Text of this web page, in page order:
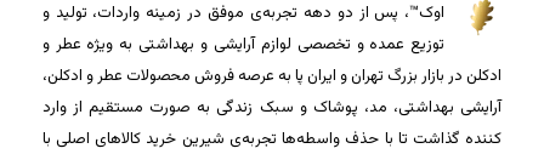
اوک™، پس از دو دهه تجربه‌ی موفق در زمینه واردات، تولید و
توزیع عمده و تخصصی لوازم آرایشی و بهداشتی به ویژه عطر و
ادکلن در بازار بزرگ تهران و ایران پا به عرصه فروش محصولات عطر و ادکلن،
آرایشی بهداشتی، مد، پوشاک و سبک زندگی به صورت مستقیم از وارد
کننده گذاشت تا با حذف واسطه‌ها تجربه‌ی شیرین خرید کالاهای اصلی با